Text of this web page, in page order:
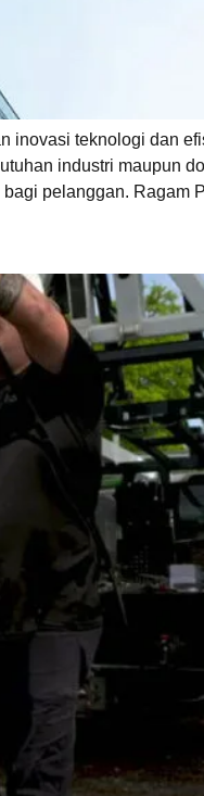
inovasi teknologi dan
industri maupun
pelanggan. Ragam